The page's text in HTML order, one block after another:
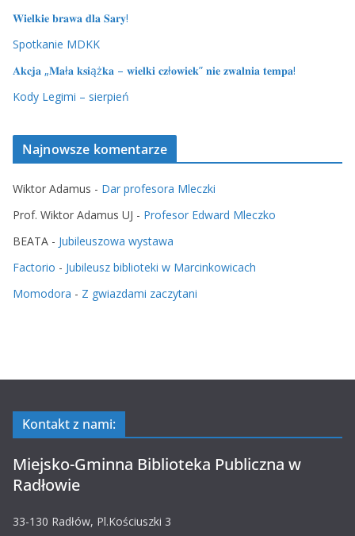
𝐖𝐢𝐞𝐥𝐤𝐢𝐞 𝐛𝐫𝐚𝐰𝐚 𝐝𝐥𝐚 𝐒𝐚𝐫𝐲!
Spotkanie MDKK
𝐀𝐤𝐜𝐣𝐚 „𝐌𝐚ł𝐚 𝐤𝐬𝐢ąż𝐤𝐚 – 𝐰𝐢𝐞𝐥𝐤𝐢 𝐜𝐳ł𝐨𝐰𝐢𝐞𝐤” 𝐧𝐢𝐞 𝐳𝐰𝐚𝐥𝐧𝐢𝐚 𝐭𝐞𝐦𝐩𝐚!
Kody Legimi – sierpień
Najnowsze komentarze
Wiktor Adamus - Dar profesora Mleczki
Prof. Wiktor Adamus UJ - Profesor Edward Mleczko
BEATA - Jubileuszowa wystawa
Factorio - Jubileusz biblioteki w Marcinkowicach
Momodora - Z gwiazdami zaczytani
Kontakt z nami:
Miejsko-Gminna Biblioteka Publiczna w
Radłowie
33-130 Radłów, Pl.Kościuszki 3